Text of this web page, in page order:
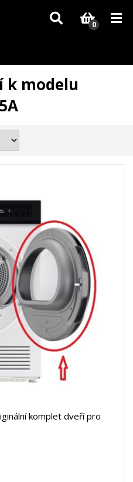
dílů, které nejsou skladem,
za pochopení.
0
k modelu
komplet dveří pro